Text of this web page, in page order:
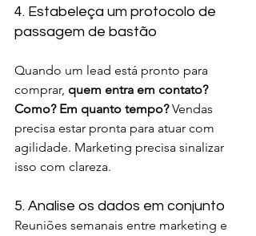
4. Estabeleça um protocolo de
passagem de bastão
Quando um lead está pronto para
comprar, quem entra em contato?
Como? Em quanto tempo? Vendas
precisa estar pronta para atuar com
agilidade. Marketing precisa sinalizar
isso com clareza.
5. Analise os dados em conjunto
Reuniões semanais entre marketing e